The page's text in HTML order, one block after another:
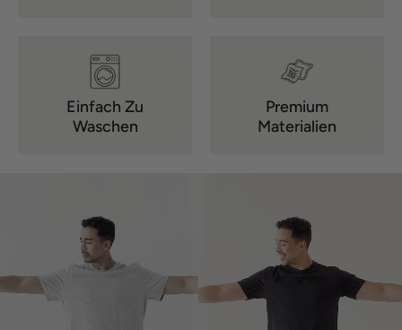
Einfach Zu
Waschen
Premium
Materialien